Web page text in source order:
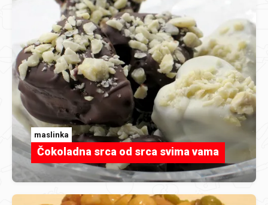
maslinka
Čokoladna srca od srca svima vama